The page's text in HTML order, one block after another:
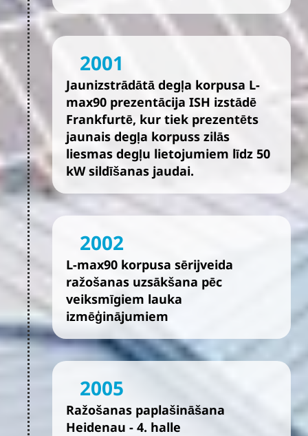
2001
Jaunizstrādātā degļa korpusa L-
max90 prezentācija ISH izstādē
Frankfurtē, kur tiek prezentēts
jaunais degļa korpuss zilās
liesmas degļu lietojumiem līdz 50
kW sildīšanas jaudai.
2002
L-max90 korpusa sērijveida
ražošanas uzsākšana pēc
veiksmīgiem lauka
izmēģinājumiem
2005
Ražošanas paplašināšana
Heidenau - 4. halle